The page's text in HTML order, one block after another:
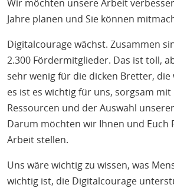
Wir möchten unsere Arbeit
Jahre planen und Sie können
Digitalcourage wächst. Zusammen
2.300 Fördermitglieder. Das ist toll,
sehr wenig für die dicken Bretter,
es ist es wichtig für uns, sorgsam
Ressourcen und der Auswahl
Darum möchten wir Ihnen und Euch
Arbeit stellen.
Uns wäre wichtig zu wissen, was
wichtig ist, die Digitalcourage